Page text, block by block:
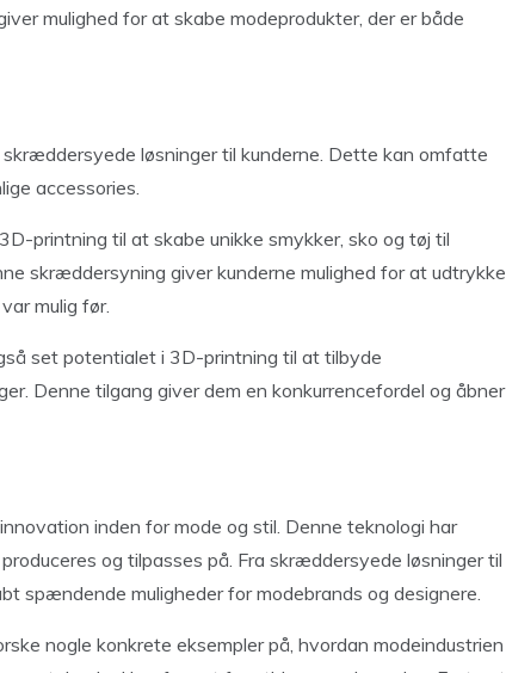
mulighed for at skabe modeprodukter, der er både
løsninger til kunderne. Dette kan omfatte
accessories.
printning til at skabe unikke smykker, sko og tøj til
skræddersyning giver kunderne mulighed for at udtrykke
mulig før.
set potentialet i 3D-printning til at tilbyde
Denne tilgang giver dem en konkurrencefordel og åbner
inden for mode og stil. Denne teknologi har
og tilpasses på. Fra skræddersyede løsninger til
spændende muligheder for modebrands og designere.
nogle konkrete eksempler på, hvordan modeindustrien